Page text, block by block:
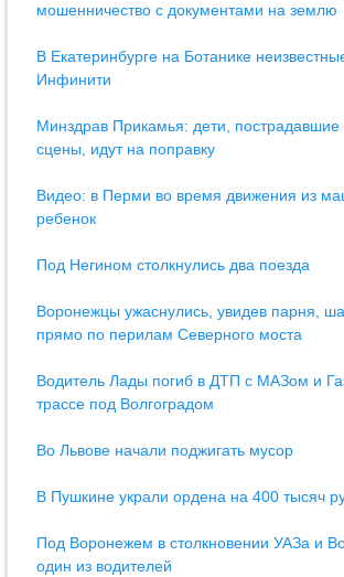
мошенничество с документами на землю
В Екатеринбурге на Ботанике
Инфинити
Минздрав Прикамья: дети,
сцены, идут на поправку
Видео: в Перми во время движения из
ребенок
Под Негином столкнулись два поезда
Воронежцы ужаснулись, увидев парня,
прямо по перилам Северного моста
Водитель Лады погиб в ДТП с МАЗом и
трассе под Волгоградом
Во Львове начали поджигать мусор
В Пушкине украли ордена на 400 тысяч
Под Воронежем в столкновении УАЗа и
один из водителей